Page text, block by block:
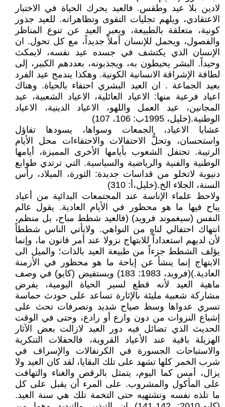
لادين بلا عيد وطقس. فالعيد يحرك الحياة في الاختبار
الاعتقادي، ويلهم تجليات التقوى وتظاهراته. للعيد جذور
كونية، متعلقة بالطبيعة، ويعبر العيد عن تنوع المناظر
والفصول، ويحمل للإنسان أملاً جديداً، مع كل تحول. ان
الإنسان الذي يكتشف في جسده عيد نفسه، لايمكث
وحيداً. البشر يحيطون به، ويجذبونه، بعددهم الكبير، إلى
لطافة الإشراقة الانسانية الكونية. وهكذا يندمج عيد الفرد
بعيد الجماعة . ان العيد البشري احتفاء بالحياة. وهناك
اعياد فرعية منها: الاعياد العائلية، الاعياد الشعبية، عيد
المجانين، عيد العمل واللهو، الاعياد الدينية، الاعياد
الوطنية.(خليل، 1995ب: 106، 107)
عشايا الاعياد، الجمعات وسواها، يسودها تفاؤل
واستحسان، وتحلُّ الاحتفالات والاحتفاءات محل الأيام
الرتيبة. تحتفل الشعوب بأيامها الأخرى المميزة، أيامها
الوطنية والفنية والرياضية والسياسية. التي ترتدي طوابع
دنيوية لاتخلو من قداسات جديدة: الثورة، الميلاد، رأس
السنة، الجلاء الخ.(خليل،أ: 310)
ولاحظ علماء الإناسة عند المجتمعات البدائية من أعياد
يباح فيها ما هو محظور في الأيام العادية. يقول عالم
النفس (سيغموند فرويد) (فالعيد شطط مباح، بل منظم،
انتهاك احتفالي لناهٍ من النواهي. ولايأتي الناس شططاً
لأن لديهم استعداداً للابتهاج نزولا عند أمر قانون ما، وإنما
يؤلف الشطط جزءاً من طبيعة العيد بالذات؛ والميل الى
الابتهاج إنما ينشأ عن إباحة ما هو محظور في الأزمنة
العادية.)(فرويد، 1983: 183) ويستفيض (كايو) في وصف
ماهية العيد لأنه قطع لسير الحياة اليومية، يفرض
مشاركة شعبية مليئة بالإثارة تساعد على حودث حماسة
تسري عدواها وسط صياح شديد وتصرفات تحث على
إشباع النزوات من دون وازع أو رادع، وحتى في الوقت
الحديث الذي تضائل فيه دور العيد لازالت بعض الآثار
الهزيلة باقية عند الأعياد القروية، فالحفلات التنكرية
والاستباحات الجسورة في الكرنفالات والإسراف في
شرب الخمر كلها تشهد على تلك البقايا، لقد كان العيد ولا
يزال، أمس كما اليوم، يتمثل بالرقص والغناء والتهافت
على المأكول والمشروب. على المرء أن يقبل على كل
ما تلذه نفسه وتشتهيه حتى التخمة تلك هي سنة العيد.